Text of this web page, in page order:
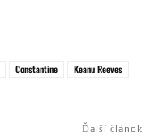
Constantine
Keanu Reeves
Ďalší článok